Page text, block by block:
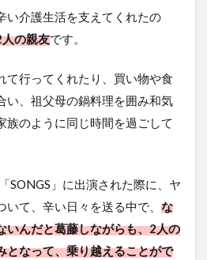
い介護生活を支えてくれたの
の親友です。
て行ってくれたり、買い物や食
い、祖父母の鍋料理を囲み和気
族のように同じ時間を過ごして
SONGS」に出演された際に、ヤ
て、辛い日々を送る中で、 な
いんだと葛藤しながらも、2人の
となって、乗り越えることがで